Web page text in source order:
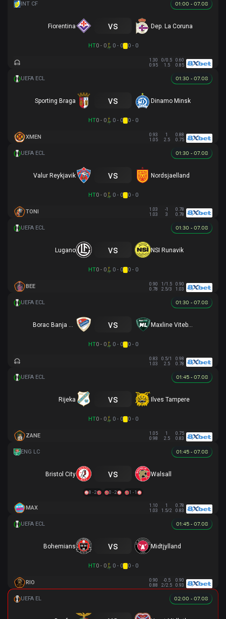
01:00 - 07.08
Fiorentina vs Dep. La Coruna
HT0 - 0 0 - 0 0 - 0
1.30 0/0.5
0.60
0.95
1.5 0.85
01:30 - 07.08
Sporting Braga vs Dinamo Minsk
HT0 - 0 0 - 0 0 - 0
XMEN 0.93 1
0.88
1.05
2.5 0.75
01:30 - 07.08
Valur Reykjavik vs Nordsjaelland
HT0 - 0 0 - 0 0 - 0
TONI 1.03 -1
0.78
1.03
3 0.78
01:30 - 07.08
Lugano vs NSI Runavik
HT0 - 0 0 - 0 0 - 0
BEE 0.90 1/1.5
0.90
0.78
2.5/3 1.03
01:30 - 07.08
vs Maxline Vitebsk
HT0 - 0 0 - 0 0 - 0
0.83 0.5/1
0.98
1.03
2.5 0.78
01:45 - 07.08
Rijeka vs Ilves Tampere
HT0 - 0 0 - 0 0 - 0
ZANE 1.05 1
0.75
0.98
2.5 0.83
01:45 - 07.08
Bristol City vs Walsall
8 - 2 0 - 2 1 - 1
MAX 1.10 1
0.78
1.03
1.5/2 0.83
01:45 - 07.08
Bohemians vs Midtjylland
HT0 - 0 0 - 0 0 - 0
RIO 0.90 -0.5
0.90
0.88
2/2.5 0.93
02:00 - 07.08